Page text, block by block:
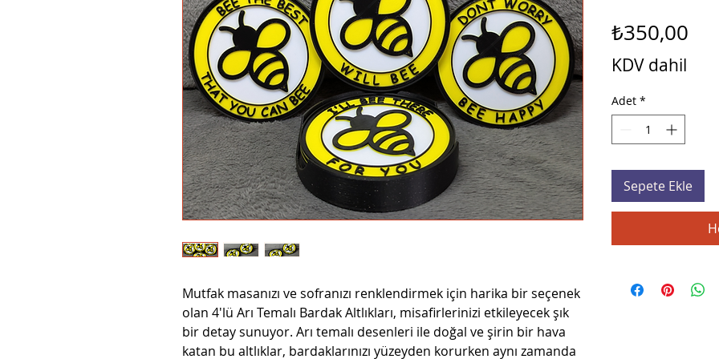
Mutfak masanızı ve sofranızı renklendirmek için harika bir seçenek
olan 4'lü Arı Temalı Bardak Altlıkları, misafirlerinizi etkileyecek şık
bir detay sunuyor. Arı temalı desenleri ile doğal ve şirin bir hava
katan bu altlıklar, bardaklarınızı yüzeyden korurken aynı zamanda
₺350,00
KDV dahil
Adet *
Sepete Ekle